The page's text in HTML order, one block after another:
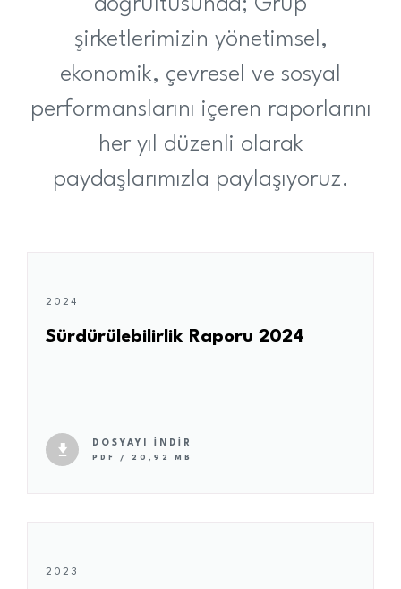
şirketlerimizin yönetimsel,
ekonomik, çevresel ve sosyal
performanslarını içeren raporlarını
her yıl düzenli olarak
paydaşlarımızla paylaşıyoruz.
2024
Sürdürülebilirlik Raporu 2024
DOSYAYI İNDİR
PDF / 20,92 MB
2023